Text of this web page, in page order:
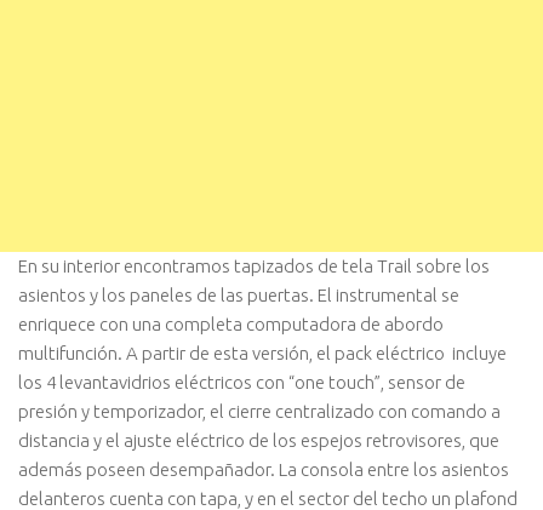
En su interior encontramos tapizados de tela Trail sobre los
asientos y los paneles de las puertas. El instrumental se
enriquece con una completa computadora de abordo
multifunción. A partir de esta versión, el pack eléctrico incluye
los 4 levantavidrios eléctricos con “one touch”, sensor de
presión y temporizador, el cierre centralizado con comando a
distancia y el ajuste eléctrico de los espejos retrovisores, que
además poseen desempañador. La consola entre los asientos
delanteros cuenta con tapa, y en el sector del techo un plafond